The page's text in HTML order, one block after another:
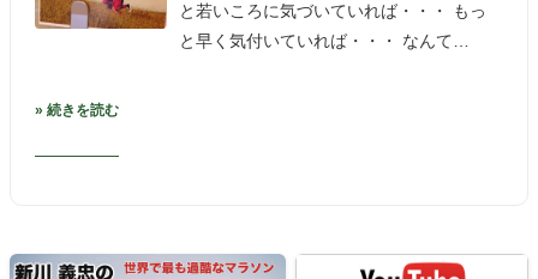
と若いころに気づいていれば・・・ もっ
と早く気付いていれば・・・ なんて…
» 続きを読む